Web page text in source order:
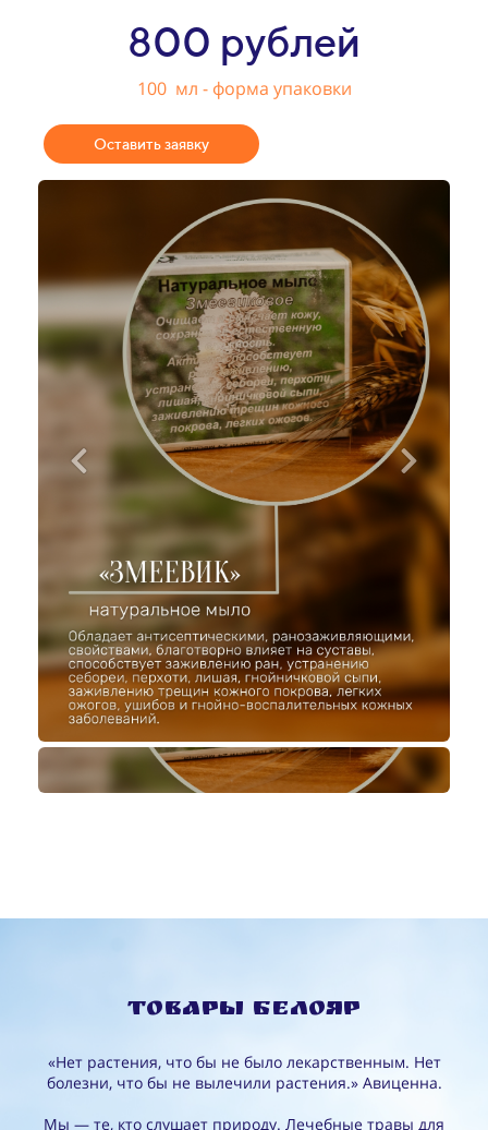
800 рублей
100 мл - форма упаковки
Оставить заявку
Товары Белояр
«Нет растения, что бы не было лекарственным. Нет
болезни, что бы не вылечили растения.» Авиценна.
Мы — те, кто слушает природу. Лечебные травы для